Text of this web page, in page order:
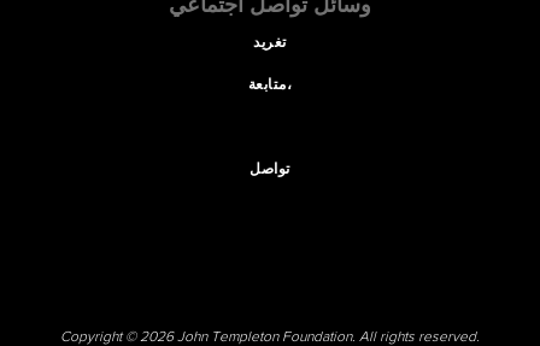
وسائل تواصل اجتماعي
تغريد
متابعة،
تواصل
Copyright © 2026 John Templeton Foundation. All rights reserved.